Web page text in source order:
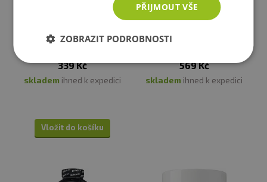
kapslí
339 Kč
skladem ihned k expedici
Vložit do košíku
569 Kč
skladem ihned k expedici
PŘIJMOUT VŠE
ZOBRAZIT PODROBNOSTI